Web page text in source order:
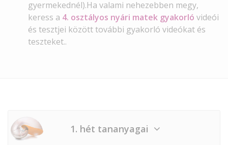
gyermekednél).Ha valami nehezebben megy,
keress a 4. osztályos nyári matek gyakorló videói
és tesztjei között további gyakorló videókat és
teszteket..
1. hét tananyagai